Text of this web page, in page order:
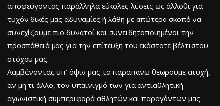
αποφεύγοντας παράλληλα εύκολες λύσεις ως άλλοθι για
τυχόν δικές μας αδυναμίες ή λάθη με απώτερο σκοπό να
συνεχίζουμε πιο δυνατοί και συνειδητοποιημένοι την
προσπάθειά μας για την επίτευξη του εκάστοτε βέλτιστου
στόχου μας.
Λαμβάνοντας υπ’ όψιν μας τα παραπάνω θεωρούμε ατυχή,
αν μη τι άλλο, τον υπαινιγμό των για αντιαθλητική
αγωνιστική συμπεριφορά αθλητών και παραγόντων μας